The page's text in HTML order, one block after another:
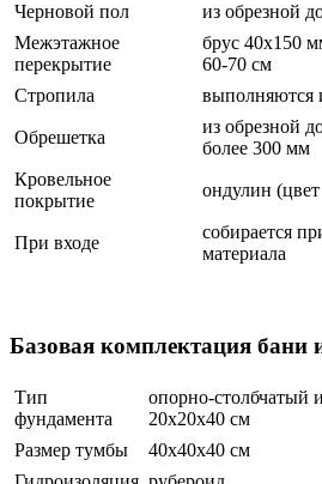
Черновой пол
из обрезной
Межэтажное
перекрытие
брус 40х150
60-70 см
Стропила
выполняются
Обрешетка
из обрезной
более 300 мм
Кровельное
покрытие
ондулин
При входе
собирается
материала
Базовая комплектация бани
Тип
фундамента
опорно-столбчатый
20х20х40 см
Размер тумбы
40х40х40 см